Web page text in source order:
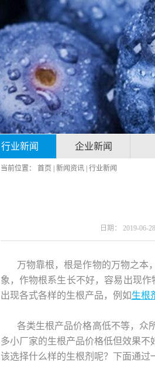
行业新闻 企业新闻
当前位置： 首页 新闻资讯 行业新闻
日期： 2019-06-28
万物靠根，根是作物的万物之本
象，作物根系生长不好，容易出现
出现各式各样的生根产品，例如生根
各类生根产品价格高低不等，众
多小厂家的生根产品价格低但效果
该选择什么样的生根剂呢？下面通过